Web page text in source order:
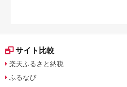
サイト比較
楽天ふるさと納税
ふるなび